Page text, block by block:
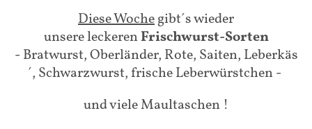
Diese Wochegibt´s wieder
unsere leckerenFrischwurst-Sorten
- Bratwurst, Oberländer, Rote, Saiten, Leberkäs
´, Schwarzwurst, frische Leberwürstchen -
und viele Maultaschen !